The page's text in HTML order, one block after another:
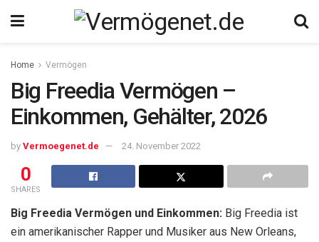
Home Vermögen
Big Freedia Vermögen –
Einkommen, Gehälter, 2026
by Vermoegenet.de 24. November 2022
0
SHARES
Big Freedia Vermögen und Einkommen: Big Freedia ist
ein amerikanischer Rapper und Musiker aus New Orleans,